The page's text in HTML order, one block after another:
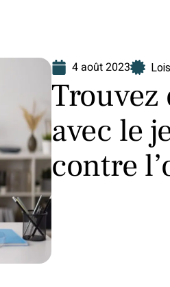
4 août 2023
Trouvez
avec le
contre